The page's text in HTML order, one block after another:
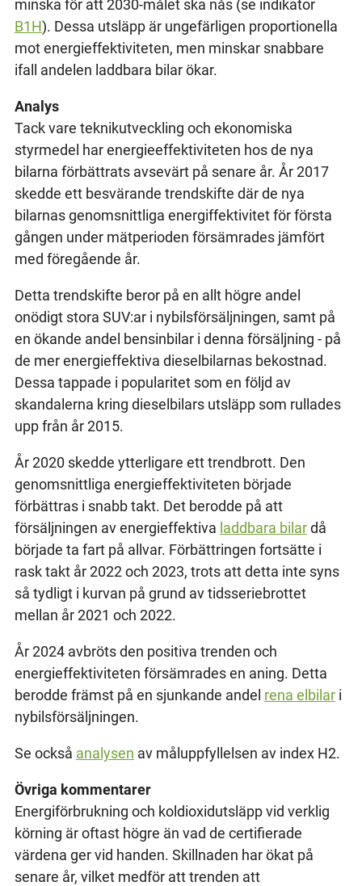
minska för att 2030-målet ska nås (se indikator
B1H). Dessa utsläpp är ungefärligen proportionella
mot energieffektiviteten, men minskar snabbare
ifall andelen laddbara bilar ökar.
Analys
Tack vare teknikutveckling och ekonomiska
styrmedel har energieeffektiviteten hos de nya
bilarna förbättrats avsevärt på senare år. År 2017
skedde ett besvärande trendskifte där de nya
bilarnas genomsnittliga energiffektivitet för första
gången under mätperioden försämrades jämfört
med föregående år.
Detta trendskifte beror på en allt högre andel
onödigt stora SUV:ar i nybilsförsäljningen, samt på
en ökande andel bensinbilar i denna försäljning - på
de mer energieffektiva dieselbilarnas bekostnad.
Dessa tappade i popularitet som en följd av
skandalerna kring dieselbilars utsläpp som rullades
upp från år 2015.
År 2020 skedde ytterligare ett trendbrott. Den
genomsnittliga energieffektiviteten började
förbättras i snabb takt. Det berodde på att
försäljningen av energieffektiva laddbara bilardå
började ta fart på allvar. Förbättringen fortsätte i
rask takt år 2022 och 2023, trots att detta inte syns
så tydligt i kurvan på grund av tidsseriebrottet
mellan år 2021 och 2022.
År 2024 avbröts den positiva trenden och
energieffektiviteten försämrades en aning. Detta
berodde främst på en sjunkande andel rena elbilari
nybilsförsäljningen.
Se också analysen av måluppfyllelsen av index H2.
Övriga kommentarer
Energiförbrukning och koldioxidutsläpp vid verklig
körning är oftast högre än vad de certifierade
värdena ger vid handen. Skillnaden har ökat på
senare år, vilket medför att trenden att